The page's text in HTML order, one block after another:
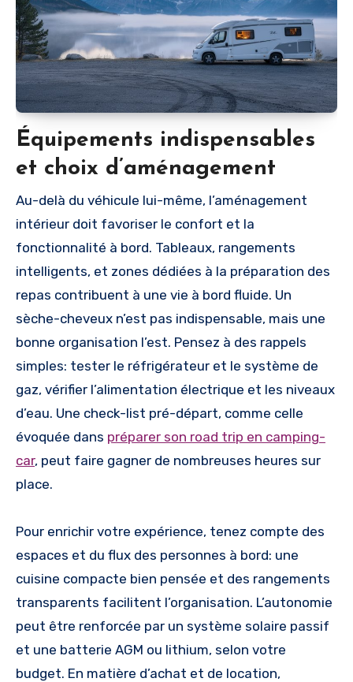
Équipements indispensables
et choix d’aménagement
Au-delà du véhicule lui-même, l’aménagement
intérieur doit favoriser le confort et la
fonctionnalité à bord. Tableaux, rangements
intelligents, et zones dédiées à la préparation des
repas contribuent à une vie à bord fluide. Un
sèche-cheveux n’est pas indispensable, mais une
bonne organisation l’est. Pensez à des rappels
simples: tester le réfrigérateur et le système de
gaz, vérifier l’alimentation électrique et les niveaux
d’eau. Une check-list pré-départ, comme celle
évoquée dans préparer son road trip en camping-
car, peut faire gagner de nombreuses heures sur
place.
Pour enrichir votre expérience, tenez compte des
espaces et du flux des personnes à bord: une
cuisine compacte bien pensée et des rangements
transparents facilitent l’organisation. L’autonomie
peut être renforcée par un système solaire passif
et une batterie AGM ou lithium, selon votre
budget. En matière d’achat et de location,